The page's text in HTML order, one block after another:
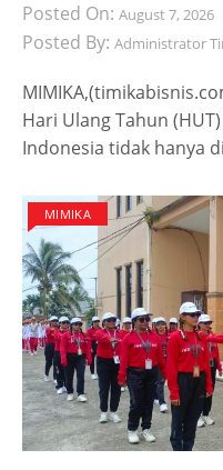
Posted On: August 7, 2026
Posted By: Administrator
Hari Ulang Tahun
Indonesia tidak hanya
MIMIKA